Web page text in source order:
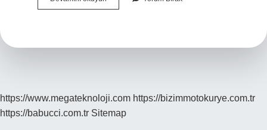
Dili
https://www.megateknoloji.com https://bizimmotokurye.com.tr
https://babucci.com.tr Sitemap